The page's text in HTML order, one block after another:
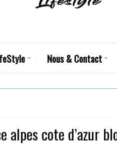
Nous & Contact
cote d’azur